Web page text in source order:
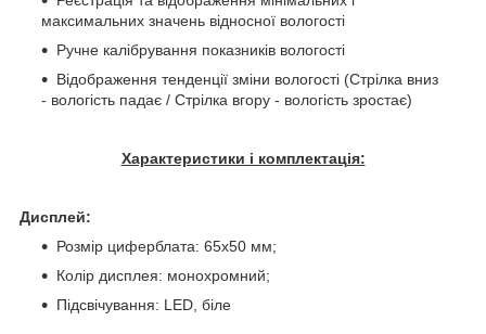
максимальних значень відносної вологості
Ручне калібрування показників вологості
Відображення тенденції зміни вологості (Стрілка вниз
- вологість падає / Стрілка вгору - вологість зростає)
Характеристики і комплектація:
Дисплей:
Розмір циферблата: 65x50 мм;
Колір дисплея: монохромний;
Підсвічування: LED, біле